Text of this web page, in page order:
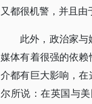
又都很机警，并且由
此外，政治家
媒体有着很强的依
介都有巨大影响，
尔所说：在英国与